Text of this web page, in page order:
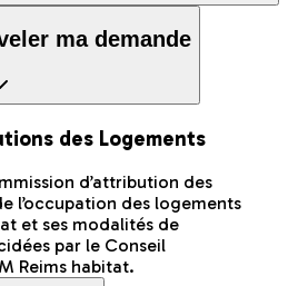
ma demande
des Logements
d’attribution des
l’occupation des logements
et ses modalités de
par le Conseil
Reims habitat.